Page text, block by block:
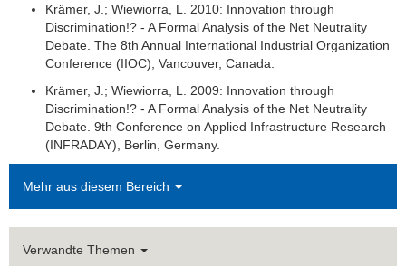
Krämer, J.; Wiewiorra, L. 2010: Innovation through
Discrimination!? - A Formal Analysis of the Net Neutrality
Debate. The 8th Annual International Industrial Organization
Conference (IIOC), Vancouver, Canada.
Krämer, J.; Wiewiorra, L. 2009: Innovation through
Discrimination!? - A Formal Analysis of the Net Neutrality
Debate. 9th Conference on Applied Infrastructure Research
(INFRADAY), Berlin, Germany.
Mehr aus diesem Bereich
Verwandte Themen